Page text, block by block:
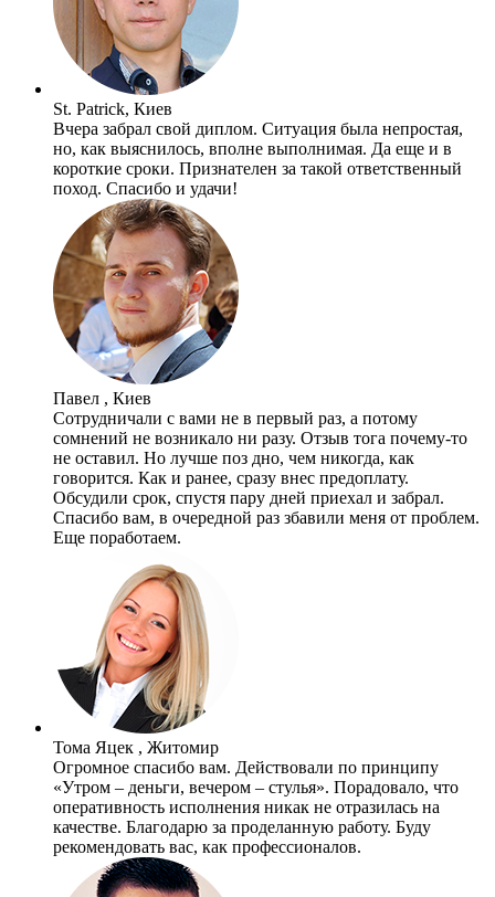
St. Patrick, Киев
Вчера забрал свой диплом. Ситуация была непростая,
но, как выяснилось, вполне выполнимая. Да еще и в
короткие сроки. Признателен за такой ответственный
поход. Спасибо и удачи!
Павел , Киев
Сотрудничали с вами не в первый раз, а потому
сомнений не возникало ни разу. Отзыв тога почему-то
не оставил. Но лучше поз дно, чем никогда, как
говорится. Как и ранее, сразу внес предоплату.
Обсудили срок, спустя пару дней приехал и забрал.
Спасибо вам, в очередной раз збавили меня от проблем.
Еще поработаем.
Тома Яцек , Житомир
Огромное спасибо вам. Действовали по принципу
«Утром – деньги, вечером – стулья». Порадовало, что
оперативность исполнения никак не отразилась на
качестве. Благодарю за проделанную работу. Буду
рекомендовать вас, как профессионалов.